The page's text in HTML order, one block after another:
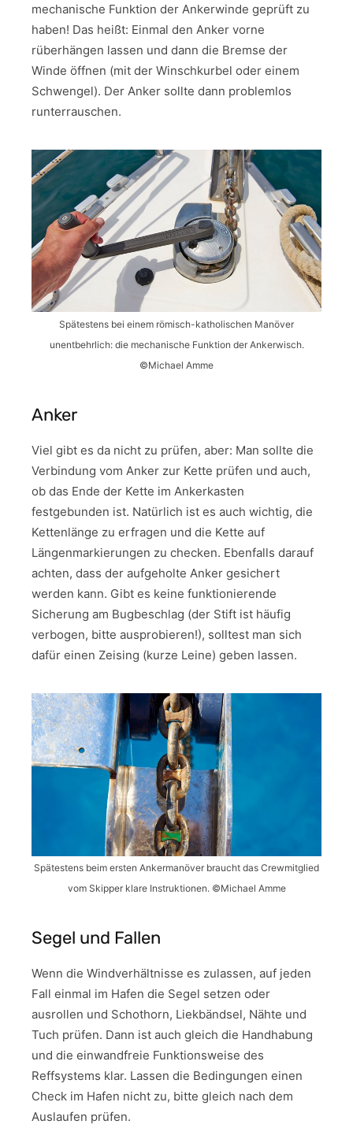
mechanische Funktion der Ankerwinde geprüft zu
haben! Das heißt: Einmal den Anker vorne
rüberhängen lassen und dann die Bremse der
Winde öffnen (mit der Winschkurbel oder einem
Schwengel). Der Anker sollte dann problemlos
runterrauschen.
Spätestens bei einem römisch-katholischen Manöver
unentbehrlich: die mechanische Funktion der Ankerwisch.
©Michael Amme
Anker
Viel gibt es da nicht zu prüfen, aber: Man sollte die
Verbindung vom Anker zur Kette prüfen und auch,
ob das Ende der Kette im Ankerkasten
festgebunden ist. Natürlich ist es auch wichtig, die
Kettenlänge zu erfragen und die Kette auf
Längenmarkierungen zu checken. Ebenfalls darauf
achten, dass der aufgeholte Anker gesichert
werden kann. Gibt es keine funktionierende
Sicherung am Bugbeschlag (der Stift ist häufig
verbogen, bitte ausprobieren!), solltest man sich
dafür einen Zeising (kurze Leine) geben lassen.
Spätestens beim ersten Ankermanöver braucht das Crewmitglied
vom Skipper klare Instruktionen. ©Michael Amme
Segel und Fallen
Wenn die Windverhältnisse es zulassen, auf jeden
Fall einmal im Hafen die Segel setzen oder
ausrollen und Schothorn, Liekbändsel, Nähte und
Tuch prüfen. Dann ist auch gleich die Handhabung
und die einwandfreie Funktionsweise des
Reffsystems klar. Lassen die Bedingungen einen
Check im Hafen nicht zu, bitte gleich nach dem
Auslaufen prüfen.